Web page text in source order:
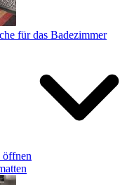
für das Badezimmer
öffnen